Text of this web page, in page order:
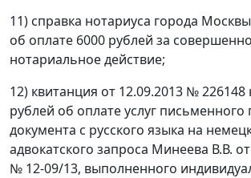
11) справка нотариуса города
об оплате 6000 рублей за
нотариальное действие;
12) квитанция от 12.09.2013 № 226148
рублей об оплате услуг письменного
документа с русского языка на
адвокатского запроса Минеева В.В.
№ 12-09/13, выполненного